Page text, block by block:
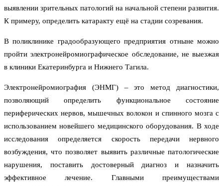
выявлении зрительных патологий на начальной степени развития.
К примеру, определить катаракту ещё на стадии созревания.
В поликлинике градообразующего предприятия отныне можно
пройти электронейромиографическое обследование, не выезжая
в клиники Екатеринбурга и Нижнего Тагила.
Электронейромиография (ЭНМГ) – это метод диагностики,
позволяющий определить функциональное состояние
периферических нервов, мышечных волокон и спинного мозга с
использованием новейшего медицинского оборудования. В ходе
исследования определяется скорость передачи нервного
возбуждения, что позволяет выявить различные патологические
нарушения, поставить достоверный диагноз и назначить
эффективное лечение. Главными преимуществами